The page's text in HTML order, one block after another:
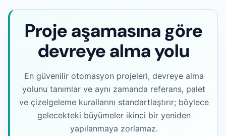
Proje aşamasına göre
devreye alma yolu
En güvenilir otomasyon projeleri, devreye alma
yolunu tanımlar ve aynı zamanda referans, palet
ve çizelgeleme kurallarını standartlaştırır; böylece
gelecekteki büyümeler ikinci bir yeniden
yapılanmaya zorlamaz.